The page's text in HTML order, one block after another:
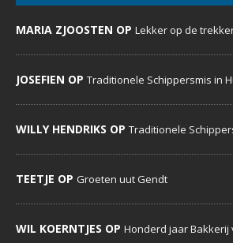
MARIA ZJOOSTEN OP Lekker op de
JOSEFIEN OP Traditionele Schippersmis in
WILLY HENDRIKS OP Traditionele
TEETJE OP Groeten uut Gendt
WIL KOERNTJES OP Honderd jaar Bakkerij